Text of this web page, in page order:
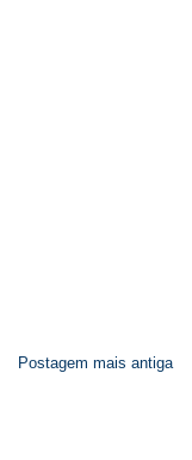
Postagem mais antiga